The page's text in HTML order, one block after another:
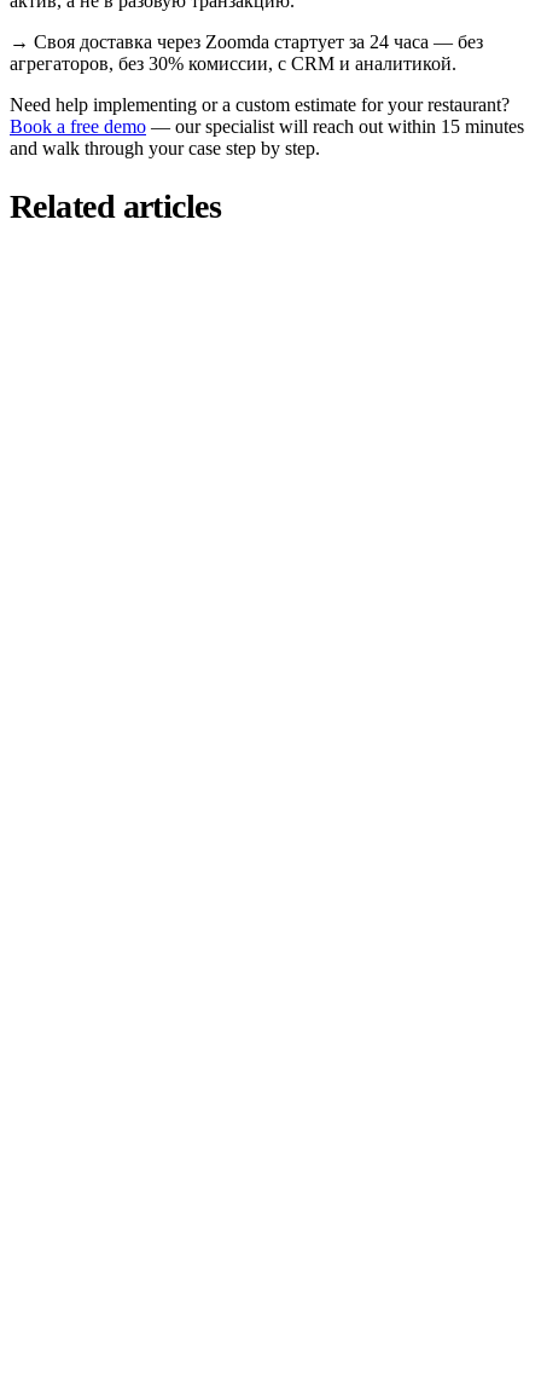
→ Своя доставка через Zoomda стартует за 24 часа — без
агрегаторов, без 30% комиссии, с CRM и аналитикой.
Need help implementing or a custom estimate for your restaurant?
Book a free demo — our specialist will reach out within 15 minutes
and walk through your case step by step.
Related articles